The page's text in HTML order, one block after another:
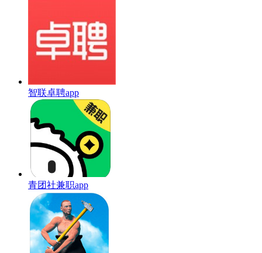
智联卓聘app
青团社兼职app